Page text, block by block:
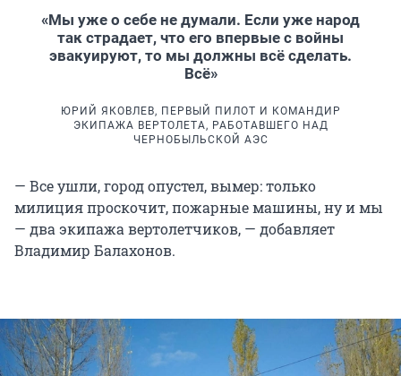
«Мы уже о себе не думали. Если уже народ
так страдает, что его впервые с войны
эвакуируют, то мы должны всё сделать.
Всё»
ЮРИЙ ЯКОВЛЕВ, ПЕРВЫЙ ПИЛОТ И КОМАНДИР
ЭКИПАЖА ВЕРТОЛЕТА, РАБОТАВШЕГО НАД
ЧЕРНОБЫЛЬСКОЙ АЭС
— Все ушли, город опустел, вымер: только
милиция проскочит, пожарные машины, ну и мы
— два экипажа вертолетчиков, — добавляет
Владимир Балахонов.